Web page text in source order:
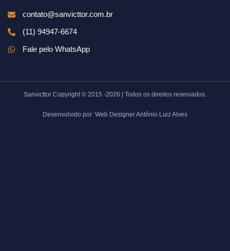
contato@sanvicttor.com.br
(11) 94947-6674
Fale pelo WhatsApp
Sanvicttor Copyright © 2015 -2026 | Todos os direitos reservados.
Desenvolvido por: Web Designer Antônio Luiz Alves